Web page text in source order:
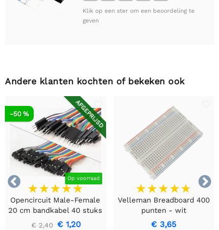
Klik op een ster om een beoordeling te
geven
Andere klanten kochten of bekeken ook


AFGEPRIJSD
Op voorraad
-50 %
Opencircuit Male-Female
20 cm bandkabel 40 stuks
€ 2,40 € 1,20
Velleman Breadboard 400
punten - wit
€ 3,65